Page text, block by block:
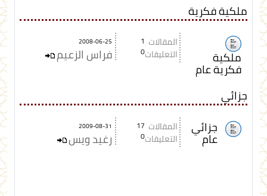
ملكية فكرية
2008-06-25
فراس الزعيم
1
0
المقالات
التعليقات
ملكية
فكرية عام
جزائي
2009-08-31
رغيد ويس
17
0
المقالات
التعليقات
جزائي
عام